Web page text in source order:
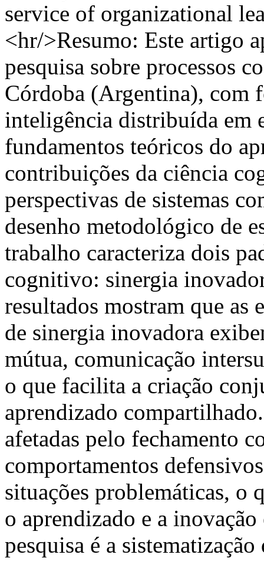
service of organizational
<hr/>Resumo: Este artigo
pesquisa sobre processos
Córdoba (Argentina), com
inteligência distribuída em
fundamentos teóricos do
contribuições da ciência
perspectivas de sistemas
desenho metodológico de
trabalho caracteriza dois
cognitivo: sinergia
resultados mostram que as
de sinergia inovadora
mútua, comunicação
o que facilita a criação
aprendizado
afetadas pelo fechamento
comportamentos
situações problemáticas, o
o aprendizado e a
pesquisa é a